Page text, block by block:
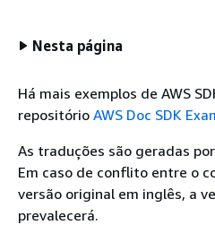
Nesta página
Há mais exemplos de AWS
repositório AWS Doc SDK
As traduções são geradas
Em caso de conflito entre o
versão original em inglês, a
prevalecerá.